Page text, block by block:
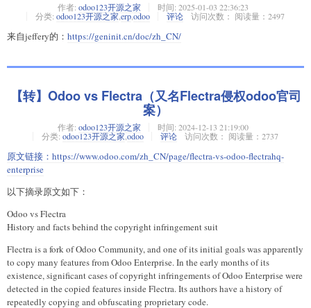
作者: odoo123开源之家 时间: 2025-01-03 22:36:23
分类: odoo123开源之家 erpodoo 评论 访问次数： 阅读量：2497
来自jeffery的： https://geninit.cn/doc/zh_CN/
【转】Odoo vs Flectra（又名Flectra侵权odoo官司
案）
作者: odoo123开源之家 时间: 2024-12-13 21:19:00
分类: odoo123开源之家 odoo 评论 访问次数： 阅读量：2737
原文链接： https://www.odoo.com/zh_CN/page/flectra-vs-odoo-flectrahq-
enterprise
以下摘录原文如下：
Odoo vs Flectra
History and facts behind the copyright infringement suit
Flectra is a fork of Odoo Community, and one of its initial goals was apparently
to copy many features from Odoo Enterprise. In the early months of its
existence, significant cases of copyright infringements of Odoo Enterprise were
detected in the copied features inside Flectra. Its authors have a history of
repeatedly copying and obfuscating proprietary code.